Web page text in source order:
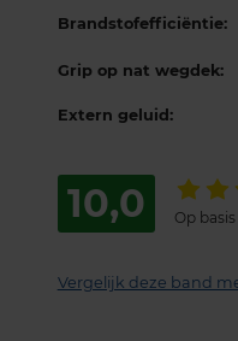
Brandstofefficiëntie:
Grip op nat wegdek:
Extern geluid:
10,0 Op
Vergelijk deze band